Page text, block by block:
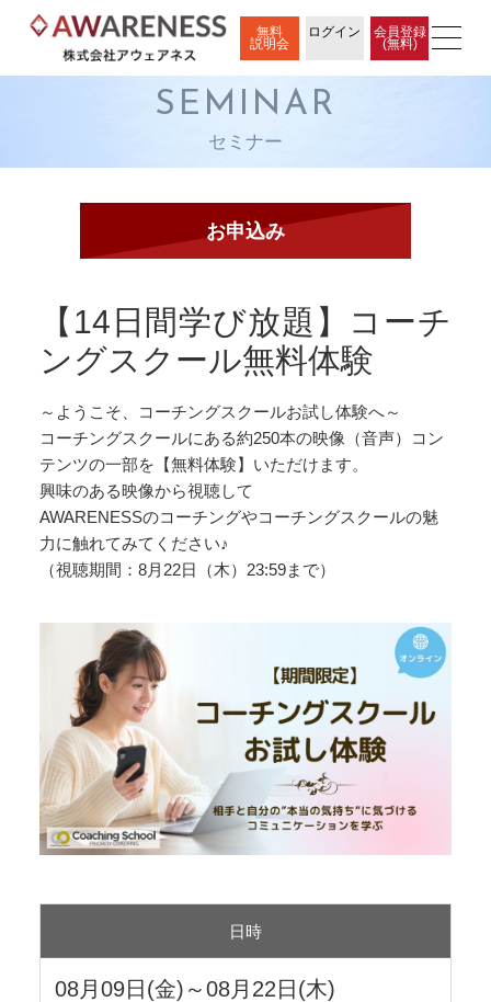
無料
説明会
ログイン
会員登録
(無料)
SEMINAR
セミナー
【14日間学び放題】コーチ
ングスクール無料体験
～ようこそ、コーチングスクールお試し体験へ～
コーチングスクールにある約250本の映像（音声）コン
テンツの一部を【無料体験】いただけます。
興味のある映像から視聴して
AWARENESSのコーチングやコーチングスクールの魅
力に触れてみてください♪
（視聴期間：8月22日（木）23:59まで）
日時
08月09日(金)～08月22日(木)